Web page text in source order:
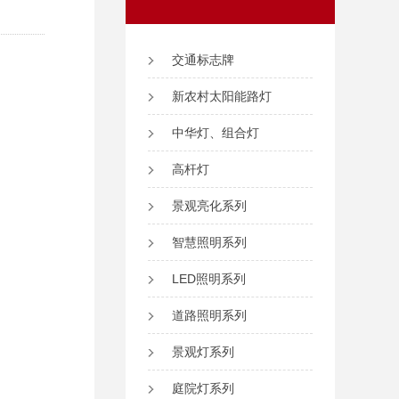
交通标志牌
新农村太阳能路灯
中华灯、组合灯
高杆灯
景观亮化系列
智慧照明系列
LED照明系列
道路照明系列
景观灯系列
庭院灯系列